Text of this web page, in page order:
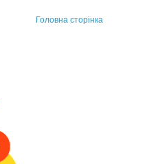
Головна сторінка